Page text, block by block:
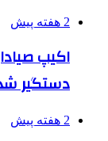
2 هفته پیش
اکیپ
دستگیر
2 هفته پیش